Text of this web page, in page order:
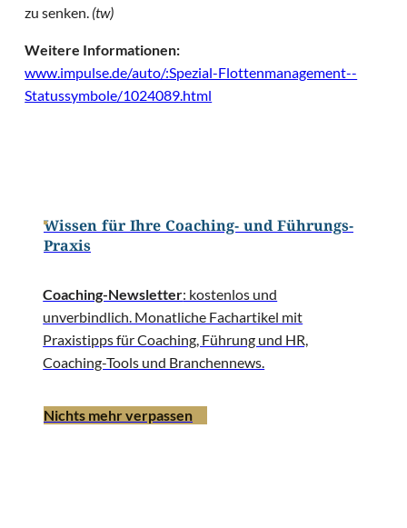
zu senken. (tw)
Weitere Informationen:
www.impulse.de/auto/:Spezial-Flottenmanagement--
Statussymbole/1024089.html
Wissen für Ihre Coaching- und Führungs-
Praxis
Coaching-Newsletter: kostenlos und
unverbindlich. Monatliche Fachartikel mit
Praxistipps für Coaching, Führung und HR,
Coaching-Tools und Branchennews.
Nichts mehr verpassen